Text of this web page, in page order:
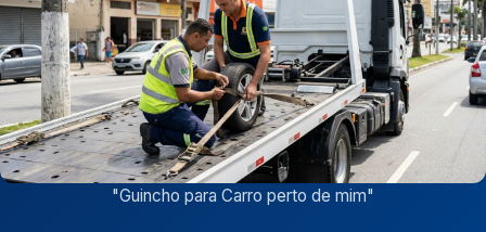
"Guincho para Carro perto de mim"